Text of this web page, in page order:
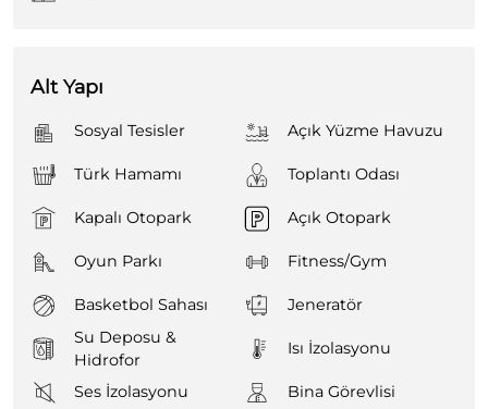
Alt Yapı
Sosyal Tesisler Açık Yüzme Havuzu
Türk Hamamı Toplantı Odası
Kapalı Otopark Açık Otopark
Oyun Parkı Fitness/Gym
Basketbol Sahası
Jeneratör
Su Deposu &
Hidrofor
Isı İzolasyonu
Ses İzolasyonu Bina Görevlisi